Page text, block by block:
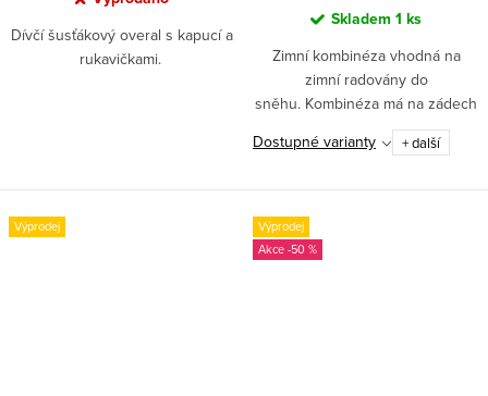
Dívčí šusťákový overal s kapucí a
rukavičkami.
Skladem 1 ks
Zimní kombinéza vhodná na
zimní radovány do
sněhu. Kombinéza má na zádech
flaušovou podšívku.
Dostupné varianty + další
Výprodej
Výprodej
-50 %